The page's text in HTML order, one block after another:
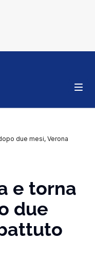
due mesi, Verona
e torna
due